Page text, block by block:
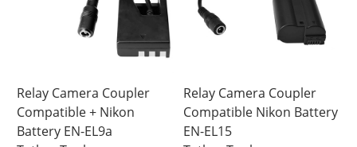
Relay Camera Coupler
Compatible + Nikon
Battery EN-EL9a
Relay Camera Coupler
Compatible Nikon Battery
EN-EL15